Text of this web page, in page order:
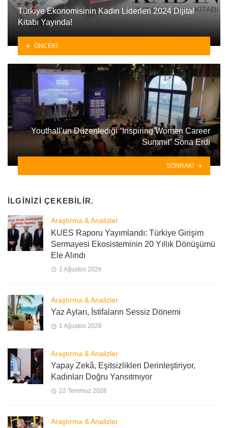
Türkiye Ekonomisinin Kadın Liderleri 2024 Dijital
Kitabı Yayında!
ÖNCEKI
Youthall’un Düzenlediği “Inspiring Women Career
Summit” Sona Erdi
SONRAKI
İLGINIZI ÇEKEBILIR.
Araştırma & Analizler
KUES Raporu Yayımlandı: Türkiye Girişim
Sermayesi Ekosisteminin 20 Yıllık Dönüşümü
Ele Alındı
1 Ağustos 2026
Araştırma & Analizler
Yaz Ayları, İstifaların Sessiz Dönemi
1 Ağustos 2026
Araştırma & Analizler
Yapay Zekâ, Eşitsizlikleri Derinleştiriyor,
Kadınları Doğru Yansıtmıyor
22 Temmuz 2026
Araştırma & Analizler